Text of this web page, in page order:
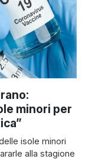
minori per
isole minori
alla stagione